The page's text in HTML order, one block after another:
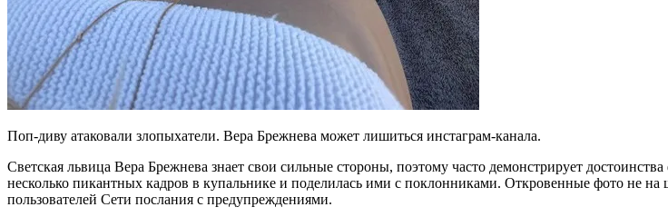
Поп-диву атаковали злопыхатели. Вера Брежнева может лишиться инстаграм-канала.
Светская львица Вера Брежнева знает свои сильные стороны, поэтому часто демонстрирует
несколько пикантных кадров в купальнике и поделилась ими с поклонниками. Откровенные фото не
пользователей Сети послания с предупреждениями.